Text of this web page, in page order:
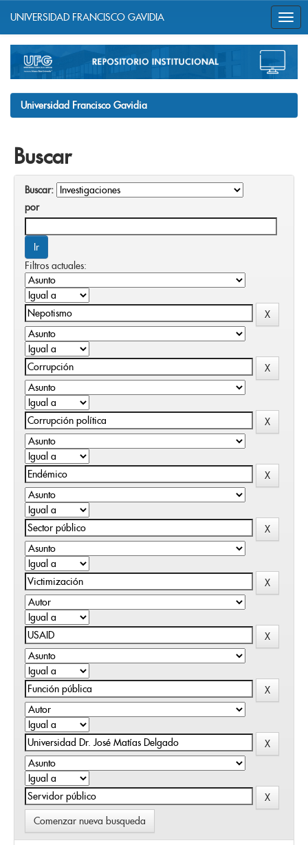
navigation
UNIVERSIDAD FRANCISCO GAVIDIA
Universidad Francisco Gavidia
Buscar
Buscar:
por
Filtros actuales:
Comenzar nueva busqueda